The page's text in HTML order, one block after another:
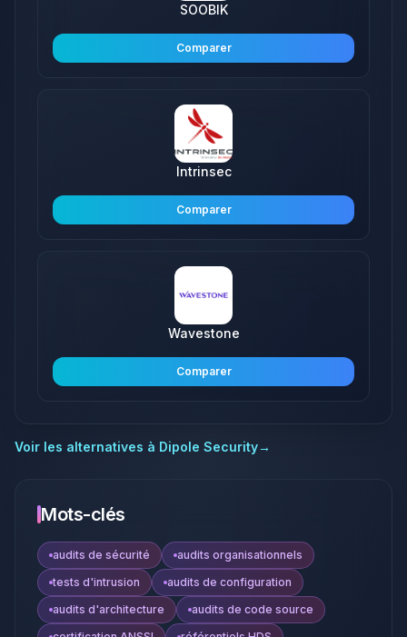
SOOBIK
Comparer
Intrinsec
Comparer
Wavestone
Comparer
Voir les alternatives à Dipole Security→
Mots-clés
audits de sécurité
audits organisationnels
tests d'intrusion
audits de configuration
audits d'architecture
audits de code source